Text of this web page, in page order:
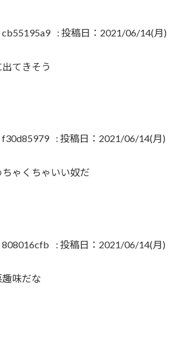
cb55195a9 : 投稿日：2021/06/14(月)
てきそう
f30d85979 : 投稿日：2021/06/14(月)
ゃくちゃいい奴だ
808016cfb : 投稿日：2021/06/14(月)
味だな